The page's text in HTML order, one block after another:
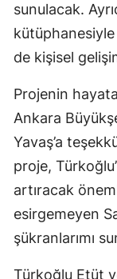
sunulacak.
de kişisel
Projenin
Ankara
Yavaş’a
proje,
artıracak
esirgemeyen
şükranlarımı
Türkoğlu Etüt